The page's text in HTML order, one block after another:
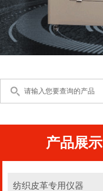
产品展示
纺织皮革专用仪器